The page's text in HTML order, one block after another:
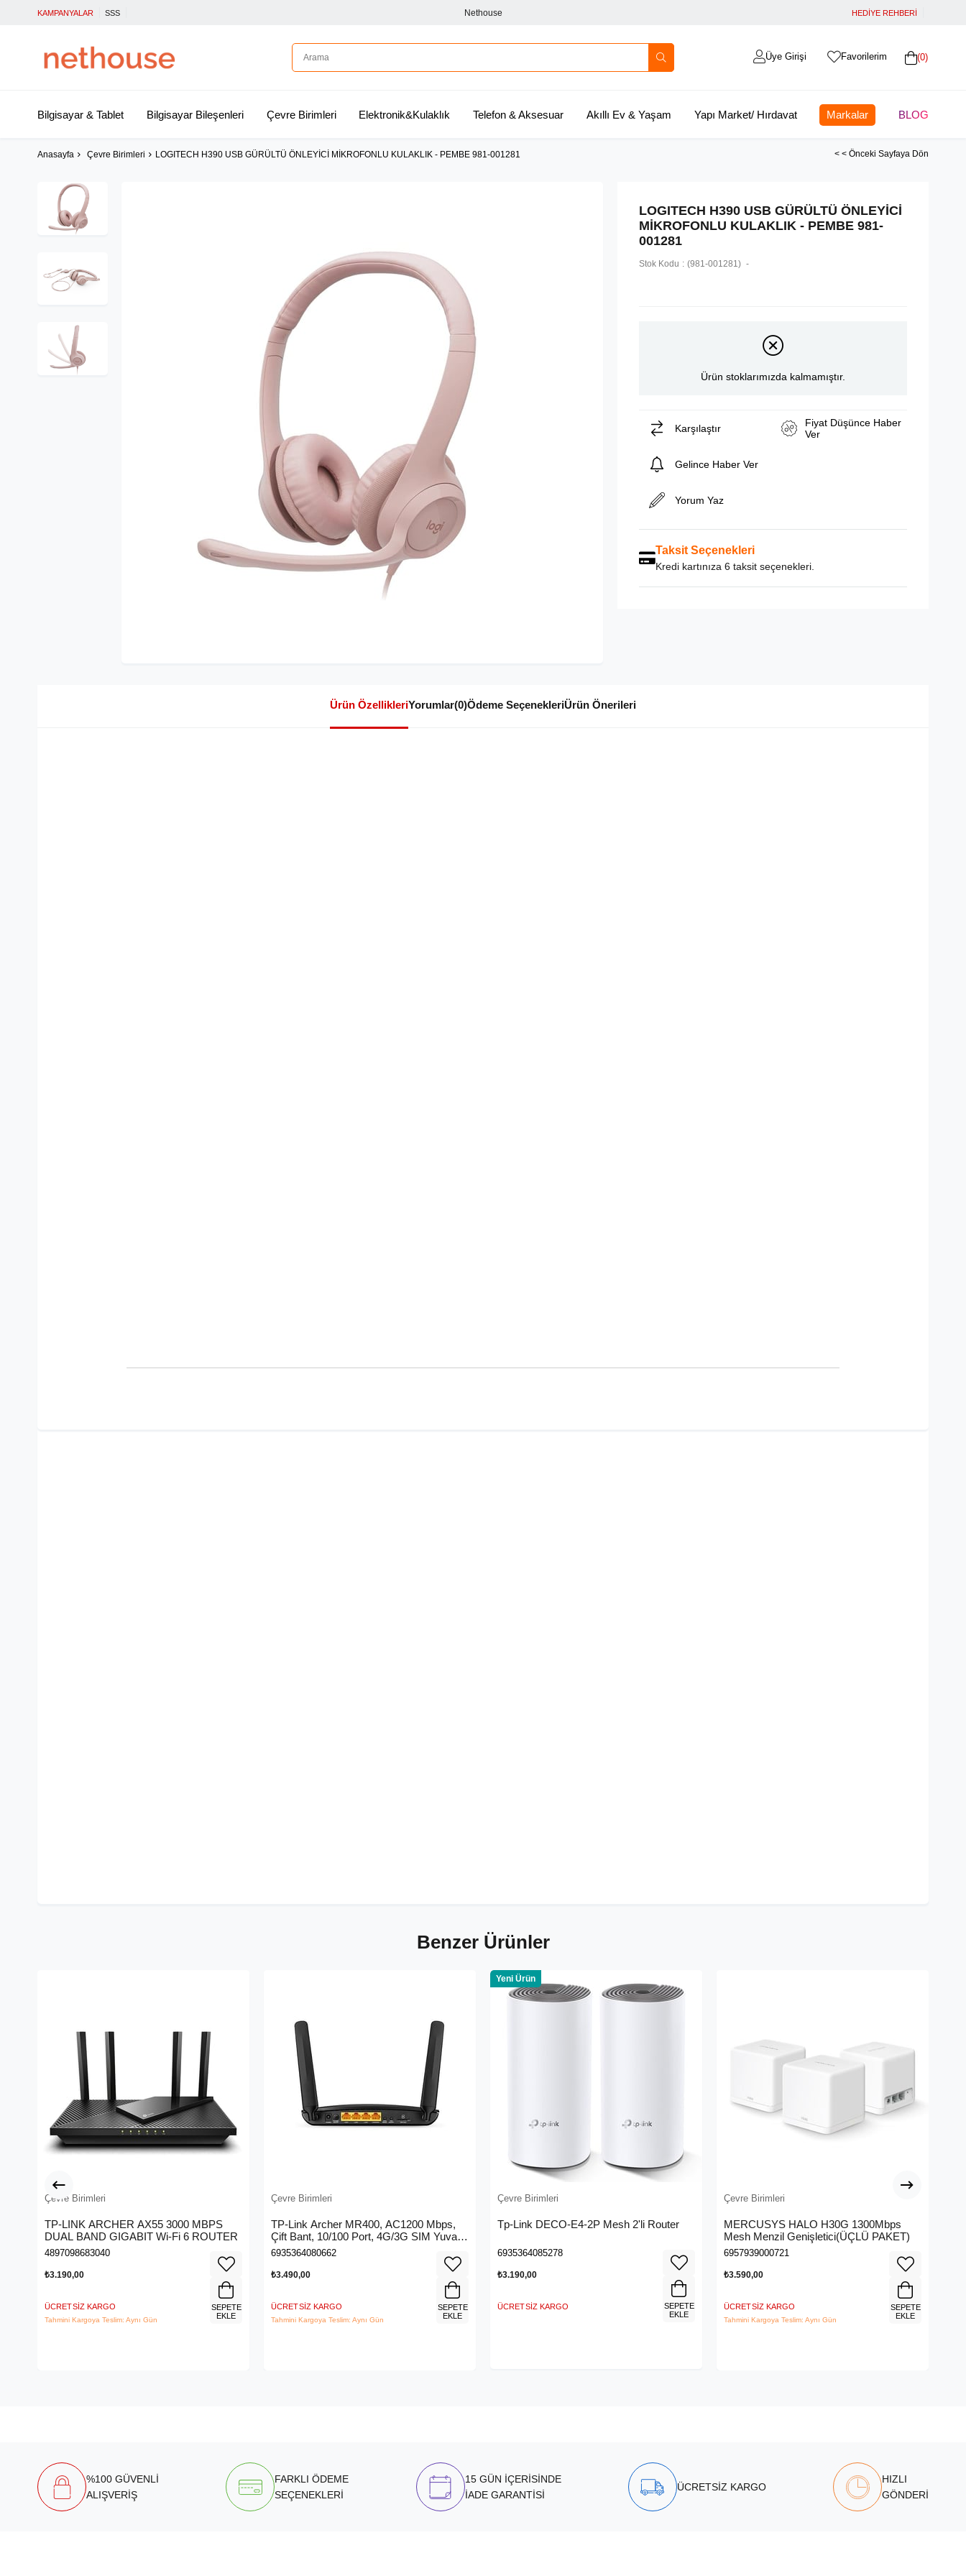
KAMPANYALAR SSS Nethouse HEDİYE REHBERİ
0
Favorilerim
Üye Girişi
Bilgisayar & Tablet Bilgisayar Bileşenleri Çevre Birimleri Elektronik&Kulaklık Telefon & Aksesuar Akıllı Ev & Yaşam Yapı Market/ Hırdavat Markalar BLOG
Anasayfa Çevre Birimleri LOGITECH H390 USB GÜRÜLTÜ ÖNLEYİCİ MİKROFONLU KULAKLIK - PEMBE 981-001281 < < Önceki Sayfaya Dön
LOGITECH H390 USB GÜRÜLTÜ ÖNLEYİCİ
MİKROFONLU KULAKLIK - PEMBE 981-
001281
Stok Kodu (981-001281)
Ürün stoklarımızda kalmamıştır.
Karşılaştır
Fiyat Düşünce Haber
Ver
Gelince Haber Ver
Yorum Yaz
Taksit Seçenekleri
Kredi kartınıza 6 taksit seçenekleri.
Ürün ÖzellikleriYorumlar(0)Ödeme SeçenekleriÜrün Önerileri
Benzer Ürünler
Çevre Birimleri
TP-LINK ARCHER AX55 3000 MBPS
DUAL BAND GIGABIT Wi-Fi 6 ROUTER
4897098683040
₺3.190,00
ÜCRETSIZ KARGO
Tahmini Kargoya Teslim: Aynı Gün
SEPETE
EKLE
Çevre Birimleri
TP-Link Archer MR400, AC1200 Mbps,
Çift Bant, 10/100 Port, 4G/3G SIM Yuvası,
Kablosuz 4G LTE Router
6935364080662
₺3.490,00
ÜCRETSIZ KARGO
Tahmini Kargoya Teslim: Aynı Gün
SEPETE
EKLE
Çevre Birimleri
Tp-Link DECO-E4-2P Mesh 2'li Router
6935364085278
₺3.190,00
ÜCRETSIZ KARGO
Yeni Ürün
SEPETE
EKLE
Çevre Birimleri
MERCUSYS HALO H30G 1300Mbps
Mesh Menzil Genişletici(ÜÇLÜ PAKET)
6957939000721
₺3.590,00
ÜCRETSIZ KARGO
Tahmini Kargoya Teslim: Aynı Gün
SEPETE
EKLE
%100 GÜVENLİ
ALIŞVERİŞ
FARKLI ÖDEME
SEÇENEKLERİ
15 GÜN İÇERİSİNDE
İADE GARANTİSİ
ÜCRETSİZ KARGO
HIZLI
GÖNDERİ